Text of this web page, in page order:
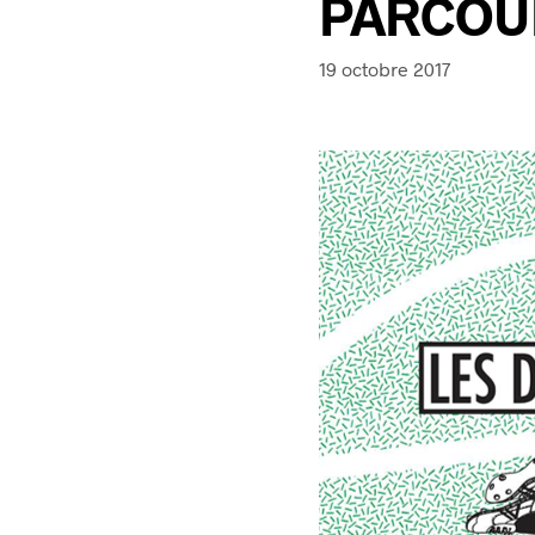
19 octobre 2017